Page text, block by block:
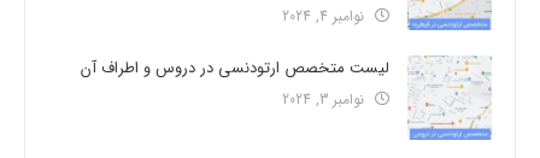
نوامبر 4, 2024
لیست متخصص ارتودنسی در دروس و اطراف آن
نوامبر 3, 2024